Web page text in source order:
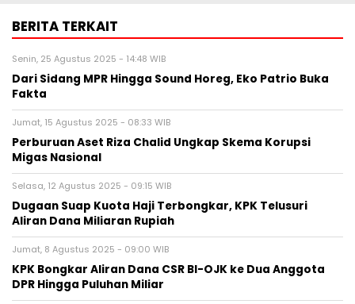
BERITA TERKAIT
Senin, 25 Agustus 2025 - 14:48 WIB
Dari Sidang MPR Hingga Sound Horeg, Eko Patrio Buka
Fakta
Jumat, 15 Agustus 2025 - 08:33 WIB
Perburuan Aset Riza Chalid Ungkap Skema Korupsi
Migas Nasional
Selasa, 12 Agustus 2025 - 09:15 WIB
Dugaan Suap Kuota Haji Terbongkar, KPK Telusuri
Aliran Dana Miliaran Rupiah
Jumat, 8 Agustus 2025 - 09:00 WIB
KPK Bongkar Aliran Dana CSR BI-OJK ke Dua Anggota
DPR Hingga Puluhan Miliar